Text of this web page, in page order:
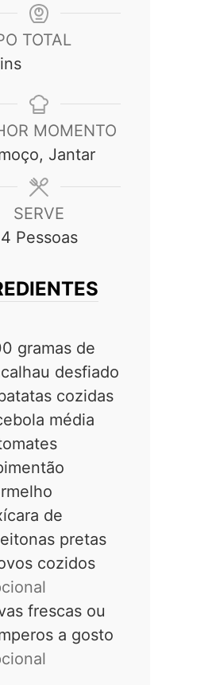
TOTAL
MOMENTO
Jantar
SERVE
4 Pessoas
gramas de
desfiado
cozidas
média
de
pretas
cozidos
frescas ou
a gosto